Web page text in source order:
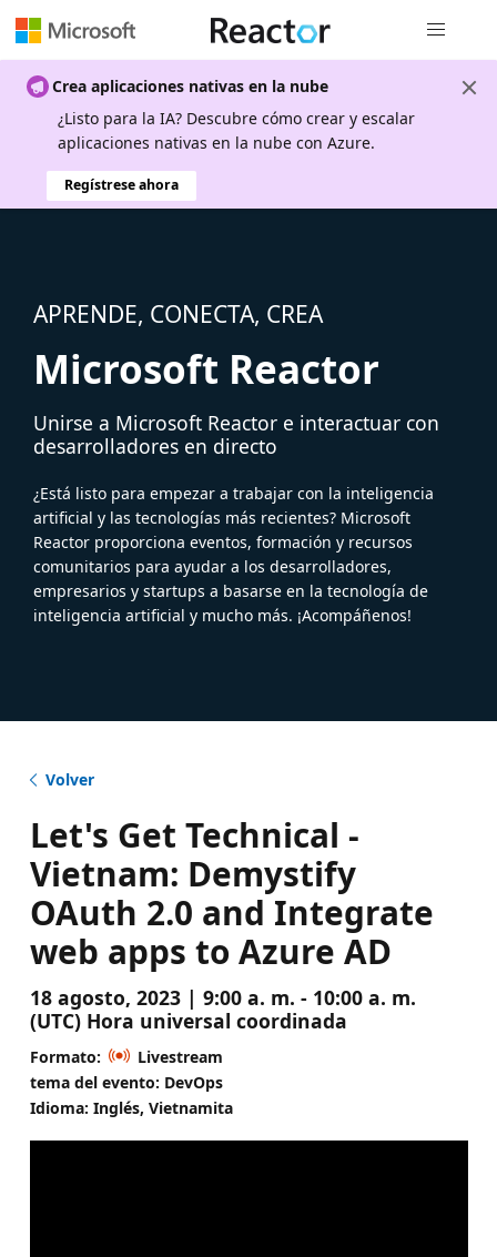
Crea aplicaciones nativas en la nube
¿Listo para la IA? Descubre cómo crear y escalar
aplicaciones nativas en la nube con Azure.
Regístrese ahora
APRENDE, CONECTA, CREA
Microsoft Reactor
Unirse a Microsoft Reactor e interactuar con
desarrolladores en directo
¿Está listo para empezar a trabajar con la inteligencia
artificial y las tecnologías más recientes? Microsoft
Reactor proporciona eventos, formación y recursos
comunitarios para ayudar a los desarrolladores,
empresarios y startups a basarse en la tecnología de
inteligencia artificial y mucho más. ¡Acompáñenos!
Volver
Let's Get Technical -
Vietnam: Demystify
OAuth 2.0 and Integrate
web apps to Azure AD
18 agosto, 2023 | 9:00 a. m. - 10:00 a. m.
(UTC) Hora universal coordinada
Formato:
Livestream
tema del evento: DevOps
Idioma: Inglés, Vietnamita